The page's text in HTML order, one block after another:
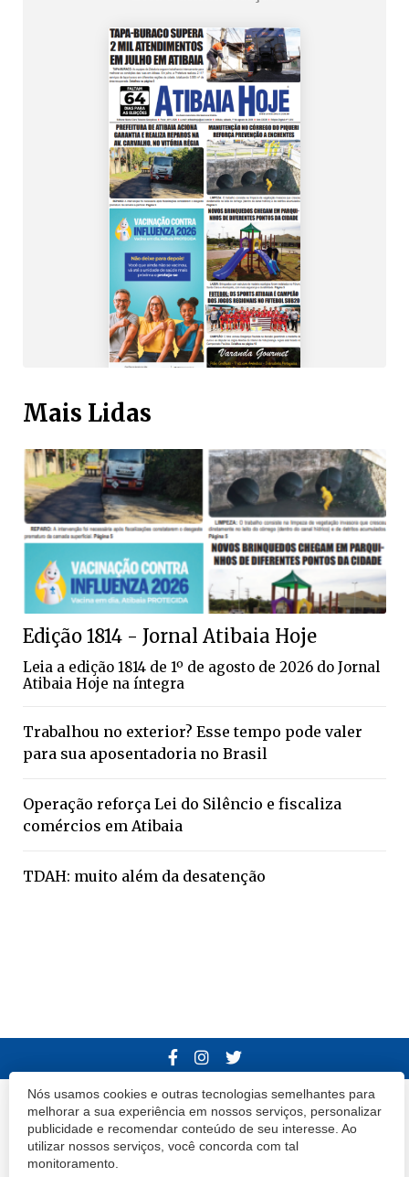
Nós usamos cookies e outras tecnologias semelhantes para
melhorar a sua experiência em nossos serviços, personalizar
publicidade e recomendar conteúdo de seu interesse. Ao
utilizar nossos serviços, você concorda com tal
monitoramento.
Mais Lidas
Edição 1814 - Jornal Atibaia Hoje
Leia a edição 1814 de 1º de agosto de 2026 do Jornal
Atibaia Hoje na íntegra
Trabalhou no exterior? Esse tempo pode valer
para sua aposentadoria no Brasil
Operação reforça Lei do Silêncio e fiscaliza
comércios em Atibaia
TDAH: muito além da desatenção
© 2020 Atibaia Hoje. Todos os direitos reservados. Desenvolvido por
Termos e Políticas de Uso Privacidade